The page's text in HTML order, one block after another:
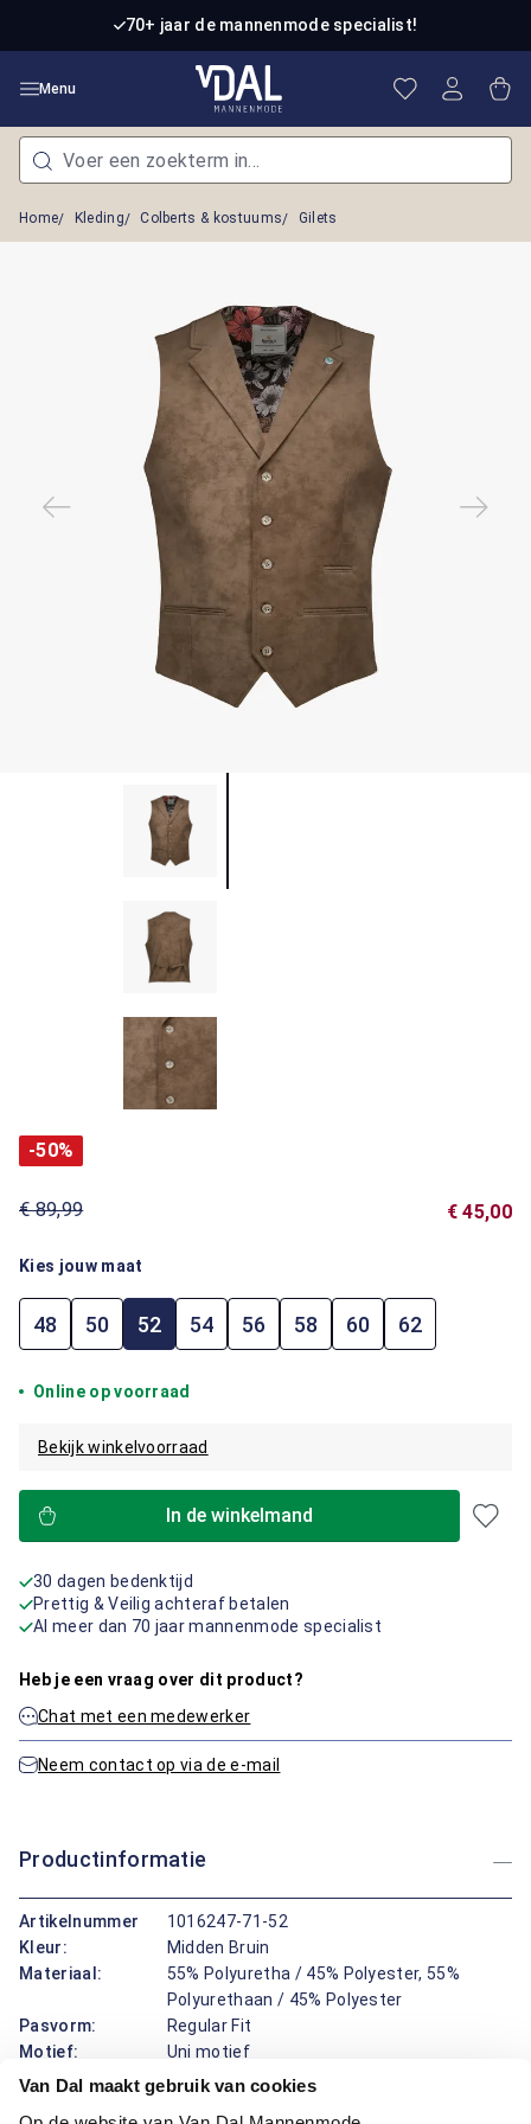
Van Dal maakt gebruik van cookies
Ga naar de hoofdinhoud70+ jaar de mannenmode specialist!
Menu Je hebt 0
Home Kleding Colberts & kostuums Gilets
-50%
€ 89,99 € 45,00
Kies jouw maat
48 50 52 54 56 58 60 62
Online op voorraad
Bekijk winkelvoorraad
In de winkelmand
30 dagen bedenktijd
Prettig & Veilig achteraf betalen
Al meer dan 70 jaar mannenmode specialist
Heb je een vraag over dit product?
Chat met een medewerker
Neem contact op via de e-mail
Productinformatie
Artikelnummer
1016247-71-52
Kleur:
Midden Bruin
Materiaal:
55% Polyuretha / 45% Polyester, 55%
Polyurethaan / 45% Polyester
Pasvorm:
Regular Fit
Motief:
Uni motief
Dit gilet van Bartlett Classics biedt een regular fit pasvorm en